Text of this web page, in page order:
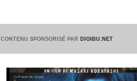
CONTENU SPONSORISÉ PAR DIGIBU.NET